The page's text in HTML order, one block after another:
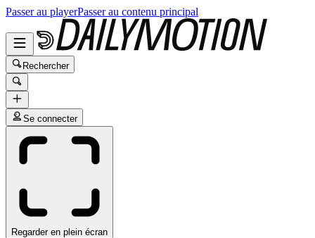
Passer au playerPasser au contenu principal
Rechercher
Se connecter
Regarder en plein écran